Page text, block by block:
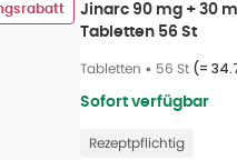
Jinarc 90 mg + 30
Tabletten 56 St
Tabletten • 56 St (=
Sofort verfügbar
Rezeptpflichtig